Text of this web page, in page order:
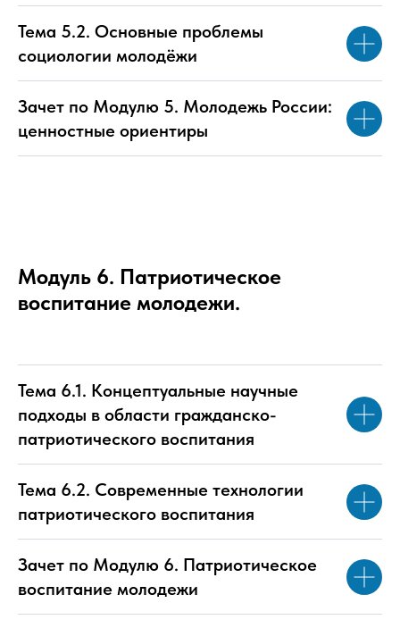
Тема 5.2. Основные проблемы
социологии молодёжи
Зачет по Модулю 5. Молодежь России:
ценностные ориентиры
Модуль 6. Патриотическое
воспитание молодежи.
Тема 6.1. Концептуальные научные
подходы в области гражданско-
патриотического воспитания
Тема 6.2. Современные технологии
патриотического воспитания
Зачет по Модулю 6. Патриотическое
воспитание молодежи